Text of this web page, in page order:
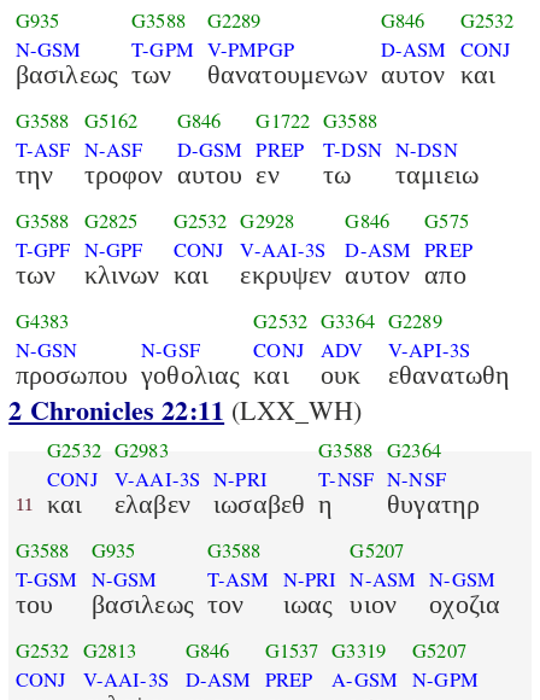
G935
N-GSM
βασιλεως
G3588
T-GPM
των
G2289
V-PMPGP
θανατουμενων
G846
D-ASM
αυτον
G2532
CONJ
και
G3588
T-ASF
την
G5162
N-ASF
τροφον
G846
D-GSM
αυτου
G1722
PREP
εν
G3588
T-DSN
τω
N-DSN
ταμιειω
G3588
T-GPF
των
G2825
N-GPF
κλινων
G2532
CONJ
και
G2928
V-AAI-3S
εκρυψεν
G846
D-ASM
αυτον
G575
PREP
απο
G4383
N-GSN
προσωπου
N-GSF
γοθολιας
G2532
CONJ
και
G3364
ADV
ουκ
G2289
V-API-3S
εθανατωθη
2 Chronicles 22:11 (LXX_WH)
11
G2532
CONJ
και
G2983
V-AAI-3S
ελαβεν
N-PRI
ιωσαβεθ
G3588
T-NSF
η
G2364
N-NSF
θυγατηρ
G3588
T-GSM
του
G935
N-GSM
βασιλεως
G3588
T-ASM
τον
N-PRI
ιωας
G5207
N-ASM
υιον
N-GSM
οχοζια
G2532
CONJ
G2813
V-AAI-3S
G846
D-ASM
G1537
PREP
G3319
A-GSM
G5207
N-GPM